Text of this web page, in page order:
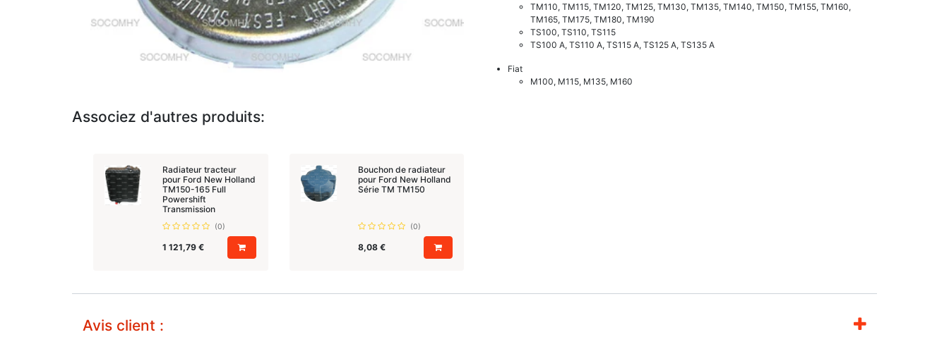
TM110, TM115, TM120, TM125, TM130, TM135, TM140, TM150, TM155, TM160,
TM165, TM175, TM180, TM190
TS100, TS110, TS115
TS100 A, TS110 A, TS115 A, TS125 A, TS135 A
Fiat
M100, M115, M135, M160
Associez d'autres produits:
Radiateur tracteur
pour Ford New Holland
TM150-165 Full
Powershift
Transmission
(0)
1 121,79€
Bouchon de radiateur
pour Ford New Holland
Série TM TM150
(0)
8,08 €
Avis client :